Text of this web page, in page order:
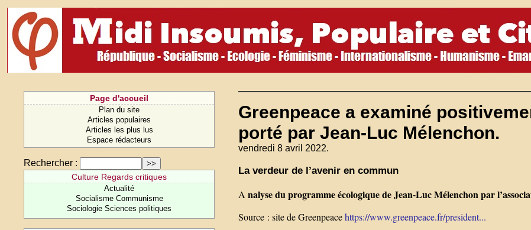
Page d'accueil
Plan du site
Articles populaires
Articles les plus lus
Espace rédacteurs
Rechercher :
Culture Regards critiques
Actualité
Socialisme Communisme
Sociologie Sciences politiques
Greenpeace a examiné
porté par Jean-Luc Mélenchon.
vendredi 8 avril 2022.
La verdeur de l’avenir en commun
Analyse du programme écologique de Jean-Luc Mélenchon par
Source : site de Greenpeacehttps://www.greenpeace.fr/president...